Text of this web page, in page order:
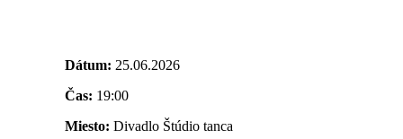
Dátum: 25.06.2026
Čas: 19:00
Miesto: Divadlo Štúdio tanca